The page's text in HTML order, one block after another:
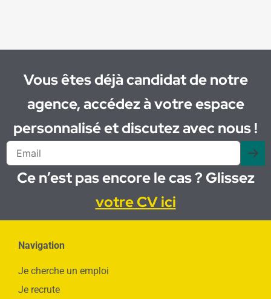
Vous êtes déjà candidat de notre
agence, accédez à votre espace
personnalisé et discutez avec nous !
Ce n’est pas encore le cas ? Glissez
votre CV ici
Navigation
Je cherche un emploi
Je recrute